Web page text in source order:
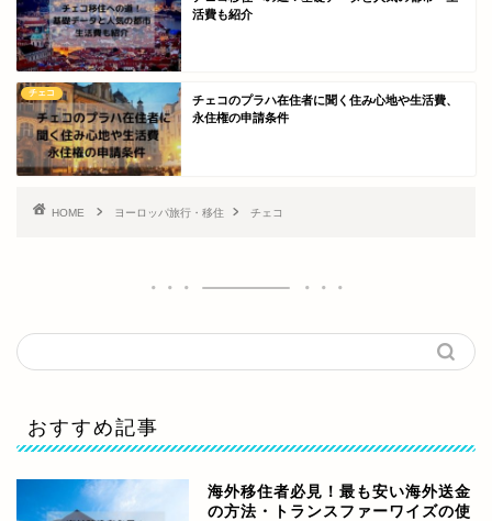
活費も紹介
チェコ
チェコのプラハ在住者に聞く住み心地や生活費、
永住権の申請条件
HOME ヨーロッパ旅行・移住 チェコ
おすすめ記事
海外移住者必見！最も安い海外送金
の方法・トランスファーワイズの使